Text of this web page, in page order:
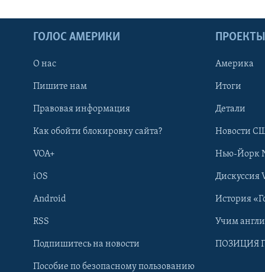
Learning English
ГОЛОС АМЕРИКИ
О нас
Пишите нам
Правовая информация
Как обойти блокировку сайта?
VOA+
iOS
Android
RSS
Подпишитесь на новости
Пособие по безопасному пользованию
ПРОЕКТЫ
Америка
Итоги
Детали
Новости
Нью-Йорк
Дискуссия
История
Учим
ПОЗИЦИЯ